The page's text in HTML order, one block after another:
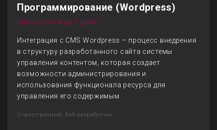
Программирование (Wordpress)
Срок работы до 5 дней
Интеграция с CMS Wordpress – процесс внедрения
в структуру разработанного сайта системы
управления контентом, которая создает
возможности администрирования и
использования функционала ресурса для
управления его содержимым.
Ответственный: Веб-разработчик